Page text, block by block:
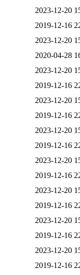
2023-12-20
2019-12-16
2023-12-20
2020-04-28
2023-12-20
2019-12-16
2023-12-20
2019-12-16
2023-12-20
2019-12-16
2023-12-20
2019-12-16
2023-12-20
2019-12-16
2023-12-20
2019-12-16
2023-12-20
2019-12-16